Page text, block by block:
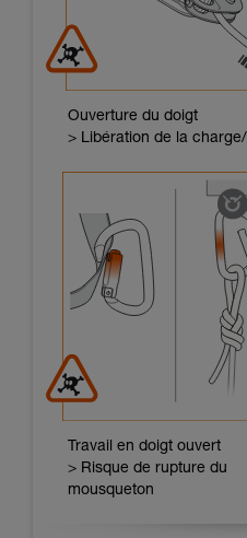
Ouverture du doigt
> Libération de la
Travail en doigt ouvert
> Risque de rupture du
mousqueton